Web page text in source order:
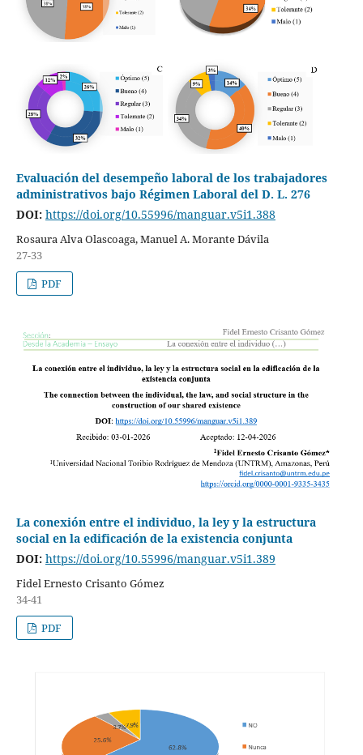
Evaluación del desempeño laboral de los trabajadores
administrativos bajo Régimen Laboral del D. L. 276
DOI: https://doi.org/10.55996/manguar.v5i1.388
Rosaura Alva Olascoaga, Manuel A. Morante Dávila
27-33
PDF
La conexión entre el individuo, la ley y la estructura
social en la edificación de la existencia conjunta
DOI: https://doi.org/10.55996/manguar.v5i1.389
Fidel Ernesto Crisanto Gómez
34-41
PDF